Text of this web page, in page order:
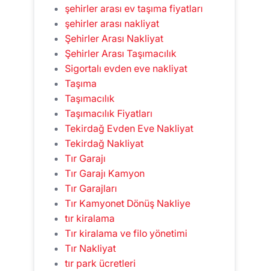
şehirler arası ev taşıma fiyatları
şehirler arası nakliyat
Şehirler Arası Nakliyat
Şehirler Arası Taşımacılık
Sigortalı evden eve nakliyat
Taşıma
Taşımacılık
Taşımacılık Fiyatları
Tekirdağ Evden Eve Nakliyat
Tekirdağ Nakliyat
Tır Garajı
Tır Garajı Kamyon
Tır Garajları
Tır Kamyonet Dönüş Nakliye
tır kiralama
Tır kiralama ve filo yönetimi
Tır Nakliyat
tır park ücretleri